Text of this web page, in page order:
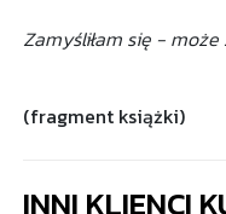
Zamyśliłam się -
(fragment książki)
INNI KLIENCI